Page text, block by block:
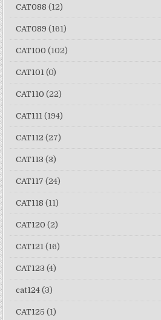
CAT088 (12)
CAT089 (161)
CAT100 (102)
CAT101 (0)
CAT110 (22)
CAT111 (194)
CAT112 (27)
CAT113 (3)
CAT117 (24)
CAT118 (11)
CAT120 (2)
CAT121 (16)
CAT123 (4)
cat124 (3)
CAT125 (1)